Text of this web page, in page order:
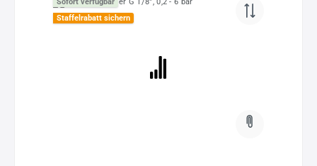
Staffelrabatt sichern